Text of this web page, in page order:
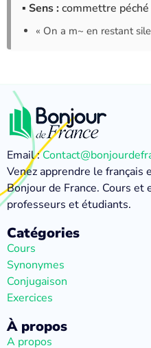
▪ Sens : commettre péché
« On a m~ en restant
Email :
Venez apprendre le
Bonjour de France. Cours et
professeurs et étudiants.
Catégories
Cours
Synonymes
Conjugaison
Exercices
À propos
A propos